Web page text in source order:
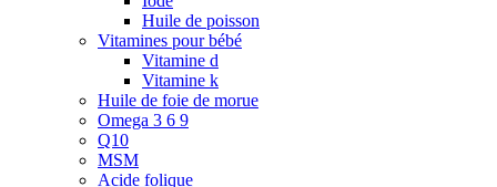
Huile de poisson
Vitamines pour bébé
Vitamine d
Vitamine k
Huile de foie de morue
Omega 3 6 9
Q10
MSM
Acide folique